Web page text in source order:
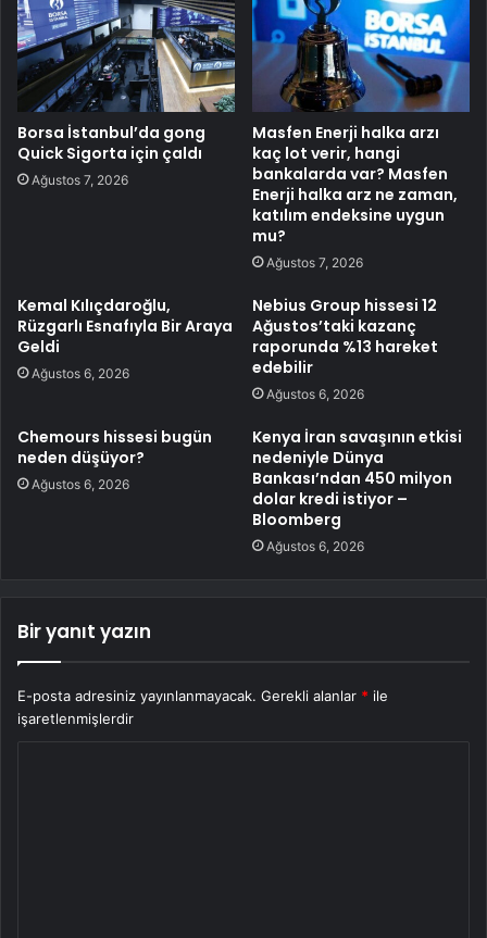
Borsa İstanbul’da gong
Quick Sigorta için çaldı
Ağustos 7, 2026
Masfen Enerji halka arzı
kaç lot verir, hangi
bankalarda var? Masfen
Enerji halka arz ne zaman,
katılım endeksine uygun
mu?
Ağustos 7, 2026
Kemal Kılıçdaroğlu,
Rüzgarlı Esnafıyla Bir Araya
Geldi
Ağustos 6, 2026
Nebius Group hissesi 12
Ağustos’taki kazanç
raporunda %13 hareket
edebilir
Ağustos 6, 2026
Chemours hissesi bugün
neden düşüyor?
Ağustos 6, 2026
Kenya İran savaşının etkisi
nedeniyle Dünya
Bankası’ndan 450 milyon
dolar kredi istiyor –
Bloomberg
Ağustos 6, 2026
Bir yanıt yazın
E-posta adresiniz yayınlanmayacak. Gerekli alanlar * ile
işaretlenmişlerdir